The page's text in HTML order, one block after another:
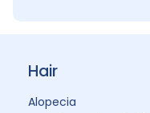
Hair
Alopecia